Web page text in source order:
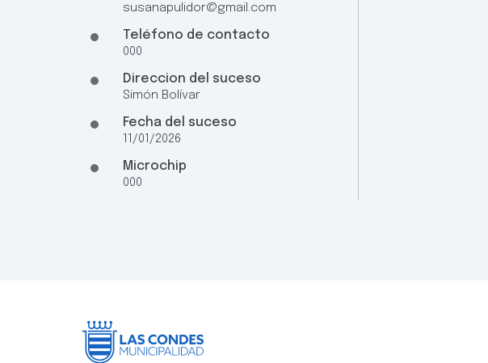
susanapulidor@gmail.com
Teléfono de contacto
000
Direccion del suceso
Simón Bolívar
Fecha del suceso
11/01/2026
Microchip
000